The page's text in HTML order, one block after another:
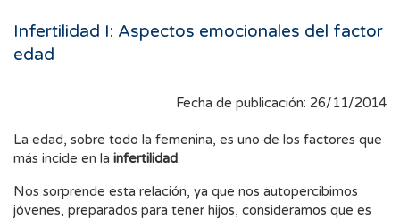
Infertilidad I: Aspectos emocionales del factor
edad
Fecha de publicación: 26/11/2014
La edad, sobre todo la femenina, es uno de los factores que
más incide en la infertilidad.
Nos sorprende esta relación, ya que nos autopercibimos
jóvenes, preparados para tener hijos, consideramos que es